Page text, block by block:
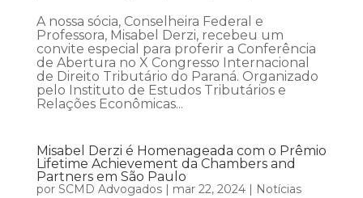
A nossa sócia, Conselheira Federal e
Professora, Misabel Derzi, recebeu um
convite especial para proferir a Conferência
de Abertura no X Congresso Internacional
de Direito Tributário do Paraná. Organizado
pelo Instituto de Estudos Tributários e
Relações Econômicas...
Misabel Derzi é Homenageada com o Prêmio
Lifetime Achievement da Chambers and
Partners em São Paulo
por SCMD Advogados| mar 22, 2024| Notícias